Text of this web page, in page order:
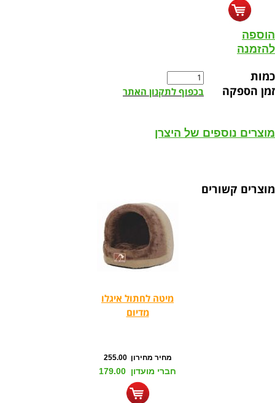
הוספה
להזמנה
כמות
זמן הספקה
בכפוף לתקנון האתר
מוצרים נוספים של היצרן
מוצרים קשורים
מיטה לחתול איגלו
מדיום
מחיר מחירון 255.00
חברי מועדון 179.00